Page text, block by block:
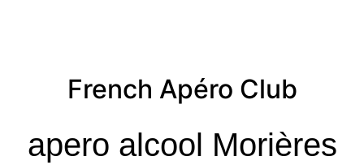
French Apéro Club
apero alcool Morières